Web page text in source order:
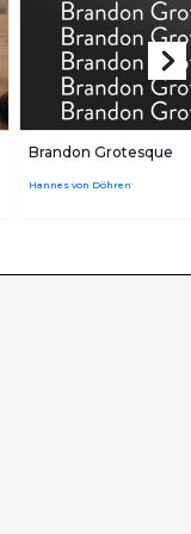
Brandon Grotesque
Hannes von Döhren